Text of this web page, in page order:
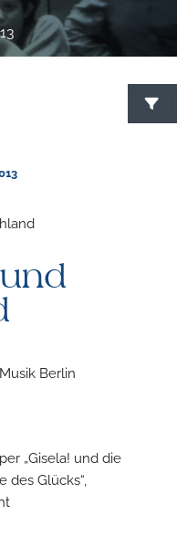
Berlin
„Gisela! und die
Glücks“,